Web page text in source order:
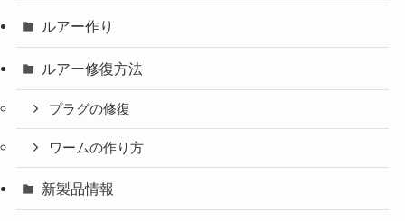
ルアー作り
ルアー修復方法
プラグの修復
ワームの作り方
新製品情報